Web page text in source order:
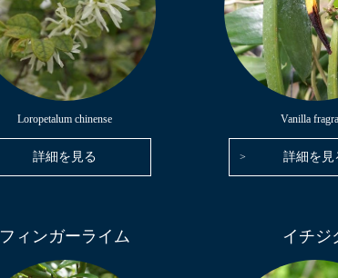
Loropetalum chinense
詳細を見る
Vanilla
詳細を見
フィンガーライム イチジ